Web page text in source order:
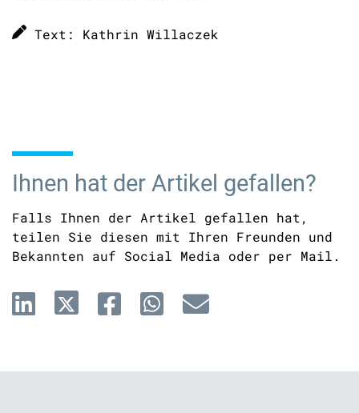
Text: Kathrin Willaczek
Ihnen hat der Artikel gefallen?
Falls Ihnen der Artikel gefallen hat,
teilen Sie diesen mit Ihren Freunden und
Bekannten auf Social Media oder per Mail.